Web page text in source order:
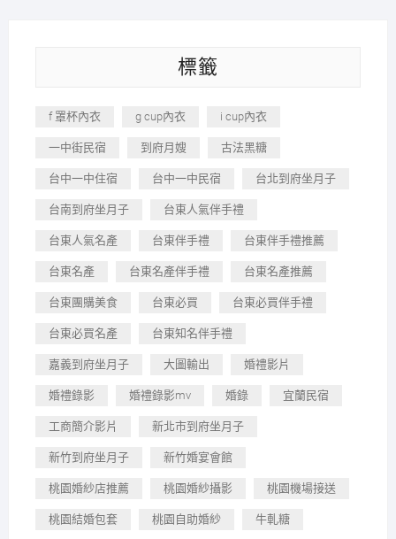
標籤
f 罩杯內衣 g cup內衣 i cup內衣
一中街民宿 到府月嫂 古法黑糖
台中一中住宿 台中一中民宿 台北到府坐月子
台南到府坐月子 台東人氣伴手禮
台東人氣名產 台東伴手禮 台東伴手禮推薦
台東名產 台東名產伴手禮 台東名產推薦
台東團購美食 台東必買 台東必買伴手禮
台東必買名產 台東知名伴手禮
嘉義到府坐月子 大圖輸出 婚禮影片
婚禮錄影 婚禮錄影mv 婚錄 宜蘭民宿
工商簡介影片 新北市到府坐月子
新竹到府坐月子 新竹婚宴會館
桃園婚紗店推薦 桃園婚紗攝影 桃園機場接送
桃園結婚包套 桃園自助婚紗 牛軋糖